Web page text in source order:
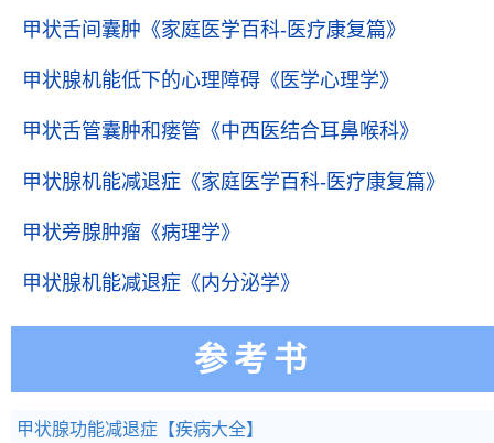
甲状舌间囊肿 《家庭医学百科-医疗康复篇》
甲状腺机能低下的心理障碍 《医学心理学》
甲状舌管囊肿和瘘管 《中西医结合耳鼻喉科》
甲状腺机能减退症 《家庭医学百科-医疗康复篇》
甲状旁腺肿瘤 《病理学》
甲状腺机能减退症 《内分泌学》
参考书
甲状腺功能减退症 【疾病大全】